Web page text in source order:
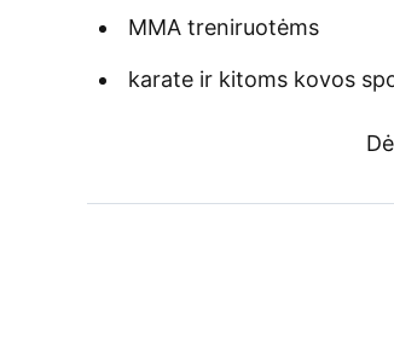
MMA treniruotėms
karate ir kitoms kovos